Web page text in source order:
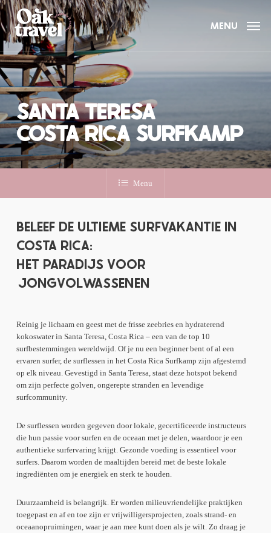
Skip
to
main
content
MENU
SANTA TERESA
COSTA RICA SURFKAMP
Menu
BELEEF DE ULTIEME SURFVAKANTIE IN
COSTA RICA:
HET PARADIJS VOOR
JONGVOLWASSENEN
Reinig je lichaam en geest met de frisse zeebries en hydraterend
kokoswater in Santa Teresa, Costa Rica – een van de top 10
surfbestemmingen wereldwijd. Of je nu een beginner bent of al een
ervaren surfer, de surflessen in het Costa Rica Surfkamp zijn afgestemd
op elk niveau. Gevestigd in Santa Teresa, staat deze hotspot bekend
om zijn perfecte golven, ongerepte stranden en levendige
surfcommunity.
De surflessen worden gegeven door lokale, gecertificeerde instructeurs
die hun passie voor surfen en de oceaan met je delen, waardoor je een
authentieke surfervaring krijgt. Gezonde voeding is essentieel voor
surfers. Daarom worden de maaltijden bereid met de beste lokale
ingrediënten om je energiek en sterk te houden.
Duurzaamheid is belangrijk. Er worden milieuvriendelijke praktijken
toegepast en af en toe zijn er vrijwilligersprojecten, zoals strand- en
oceaanopruimingen, waar je aan mee kunt doen als je wilt. Zo draag je